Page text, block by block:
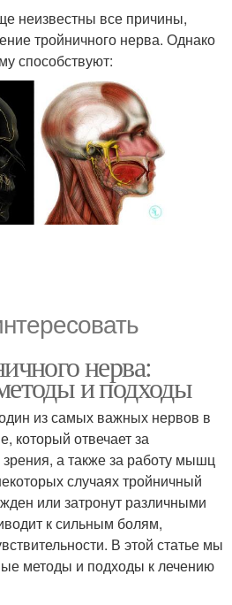
неизвестны все причины,
тройничного нерва. Однако
способствуют:
нерва:
и подходы
из самых важных нервов в
который отвечает за
зрения, а также за работу мышц
случаях тройничный
или затронут различными
к сильным болям,
В этой статье мы
методы и подходы к лечению